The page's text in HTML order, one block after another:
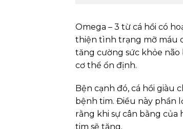
Omega – 3 từ cá hồi có
thiện tình trạng mỡ máu
tăng cường sức khỏe
cơ thể ổn định.
Bện cạnh đó, cá hồi giàu
bệnh tim. Điều này phần
rằng khi sự cân bằng của
tim sẽ tăng.